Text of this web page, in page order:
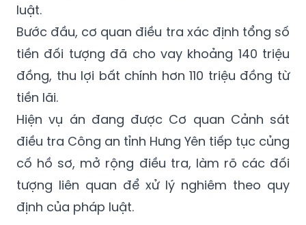
luật.
Bước đầu, cơ quan điều tra xác định tổng số
tiền đối tượng đã cho vay khoảng 140 triệu
đồng, thu lợi bất chính hơn 110 triệu đồng từ
tiền lãi.
Hiện vụ án đang được Cơ quan Cảnh sát
điều tra Công an tỉnh Hưng Yên tiếp tục củng
cố hồ sơ, mở rộng điều tra, làm rõ các đối
tượng liên quan để xử lý nghiêm theo quy
định của pháp luật.